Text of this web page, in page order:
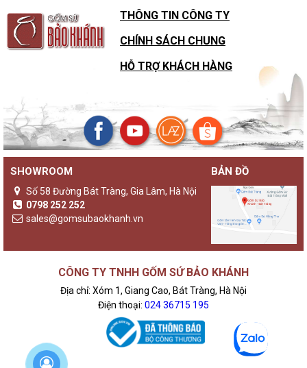
THÔNG TIN CÔNG TY
CHÍNH SÁCH CHUNG
HỖ TRỢ KHÁCH HÀNG
SHOWROOM
Số 58 Đường Bát Tràng, Gia Lâm, Hà Nội
0798 252 252
sales@gomsubaokhanh.vn
BẢN ĐỒ
CÔNG TY TNHH GỐM SỨ BẢO KHÁNH
Địa chỉ: Xóm 1, Giang Cao, Bát Tràng, Hà Nội
Điện thoại: 024 36715 195